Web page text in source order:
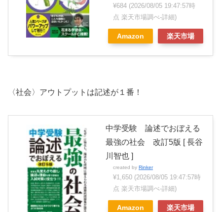
¥684 (2026/08/05 19:47:57時
点 楽天市場調べ-詳細)
Amazon 楽天市場
〈社会〉アウトプットは記述が１番！
中学受験 論述でおぼえる
最強の社会 改訂5版 [ 長谷
川智也 ]
created by Rinker
¥1,650 (2026/08/05 19:47:57時
点 楽天市場調べ-詳細)
Amazon 楽天市場